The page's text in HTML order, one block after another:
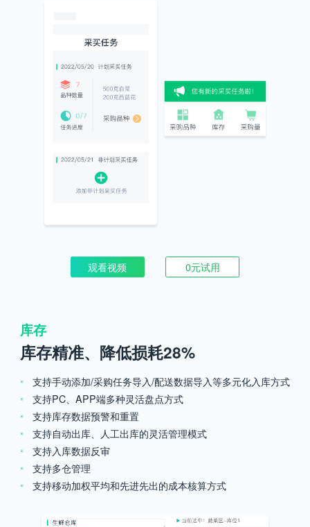
观看视频 0元试用
库存
库存精准、降低损耗28%
支持手动添加/采购任务导入/配送数据导入等多元化入库方式
支持PC、APP端多种灵活盘点方式
支持库存数据预警和重置
支持自动出库、人工出库的灵活管理模式
支持入库数据反审
支持多仓管理
支持移动加权平均和先进先出的成本核算方式